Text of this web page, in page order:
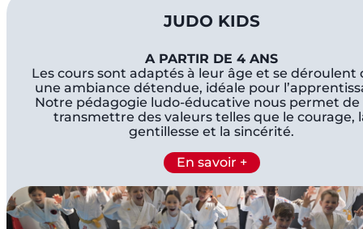
JUDO KIDS
A PARTIR DE 4 ANS
Les cours sont adaptés à leur âge et se déroulent
une ambiance détendue, idéale pour
Notre pédagogie ludo-éducative nous permet de
transmettre des valeurs telles que le courage,
gentillesse et la sincérité.
En savoir +
.